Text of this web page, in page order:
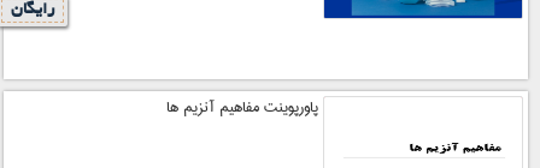
رایگان
پاورپوینت مفاهیم آنزيم ها